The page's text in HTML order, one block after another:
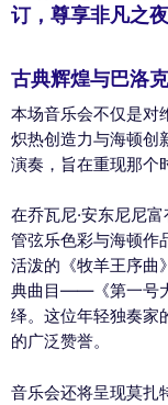
订，尊享非凡之夜
古典辉煌与巴洛
本场音乐会不仅是对
炽热创造力与海顿创
演奏，旨在重现那个
在乔瓦尼·安东尼尼
管弦乐色彩与海顿作
活泼的《牧羊王序曲
典曲目——《第一号
绎。这位年轻独奏家
的广泛赞誉。
音乐会还将呈现莫扎